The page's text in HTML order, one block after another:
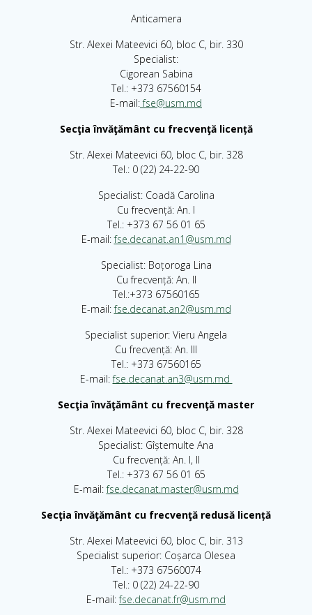
Anticamera
Str. Alexei Mateevici 60, bloc C, bir. 330
Specialist:
Cigorean Sabina
Tel.: +373 67560154
E-mail:fse@usm.md
Secţia învăţământ cu frecvenţă licență
Str. Alexei Mateevici 60, bloc C, bir. 328
Tel.: 0 (22) 24-22-90
Specialist: Coadă Carolina
Cu frecvență: An. I
Tel.: +373 67 56 01 65
E-mail:fse.decanat.an1@usm.md
Specialist: Boțoroga Lina
Cu frecvență: An. II
Tel.:+373 67560165
E-mail:fse.decanat.an2@usm.md
Specialist superior: Vieru Angela
Cu frecvență: An. III
Tel.: +373 67560165
E-mail:fse.decanat.an3@usm.md
Secţia învăţământ cu frecvenţă master
Str. Alexei Mateevici 60, bloc C, bir. 328
Specialist: Gîștemulte Ana
Cu frecvență: An. I, II
Tel.: +373 67 56 01 65
E-mail:fse.decanat.master@usm.md
Secţia învăţământ cu frecvenţă redusă licență
Str. Alexei Mateevici 60, bloc C, bir. 313
Specialist superior: Coșarca Olesea
Tel.: +373 67560074
Tel.: 0 (22) 24-22-90
E-mail:fse.decanat.fr@usm.md